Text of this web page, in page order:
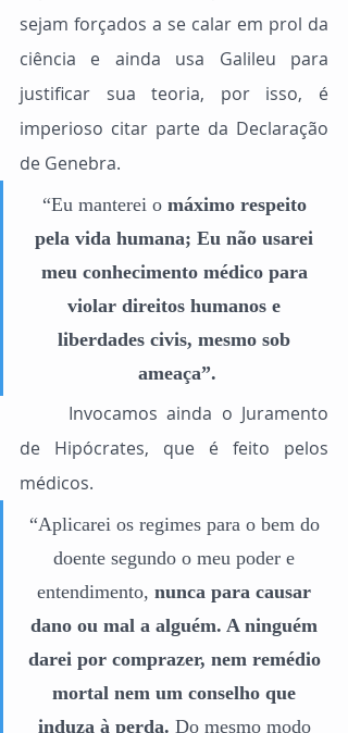
sejam forçados a se calar em prol da
ciência e ainda usa Galileu para
justificar sua teoria, por isso, é
imperioso citar parte da Declaração
de Genebra.
“Eu manterei o máximo respeito
pela vida humana; Eu não usarei
meu conhecimento médico para
violar direitos humanos e
liberdades civis, mesmo sob
ameaça”.
de Hipócrates, que é feito pelos
médicos.
“Aplicarei os regimes para o bem do
doente segundo o meu poder e
entendimento, nunca para causar
dano ou mal a alguém. A ninguém
darei por comprazer, nem remédio
mortal nem um conselho que
induza à perda. Do mesmo modo